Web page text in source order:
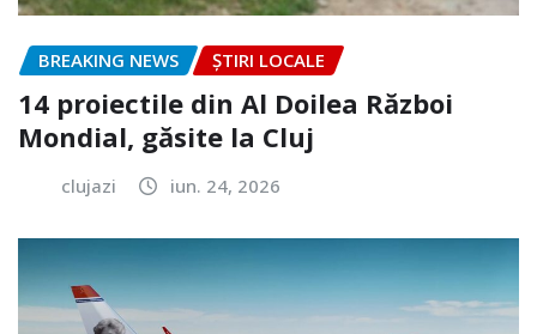
BREAKING NEWS ȘTIRI LOCALE
14 proiectile din Al Doilea Război
Mondial, găsite la Cluj
clujazi iun. 24, 2026